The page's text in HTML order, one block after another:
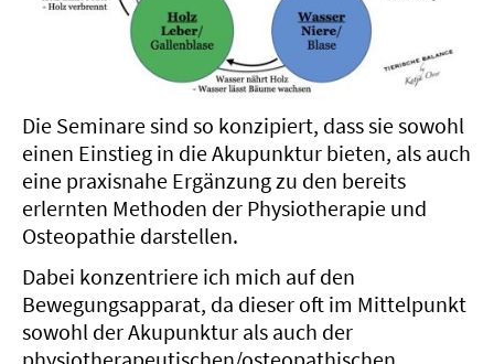
Die Seminare sind so konzipiert, dass sie sowohl
einen Einstieg in die Akupunktur bieten, als auch
eine praxisnahe Ergänzung zu den bereits
erlernten Methoden der Physiotherapie und
Osteopathie darstellen.
Dabei konzentriere ich mich auf den
Bewegungsapparat, da dieser oft im Mittelpunkt
sowohl der Akupunktur als auch der